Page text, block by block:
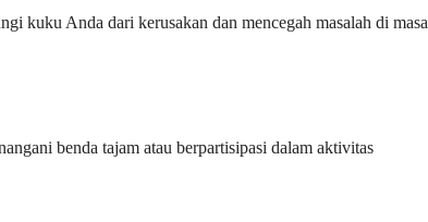
kuku Anda dari kerusakan dan mencegah masalah di masa
benda tajam atau berpartisipasi dalam aktivitas